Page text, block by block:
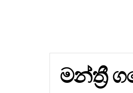
මන්ත්‍රී